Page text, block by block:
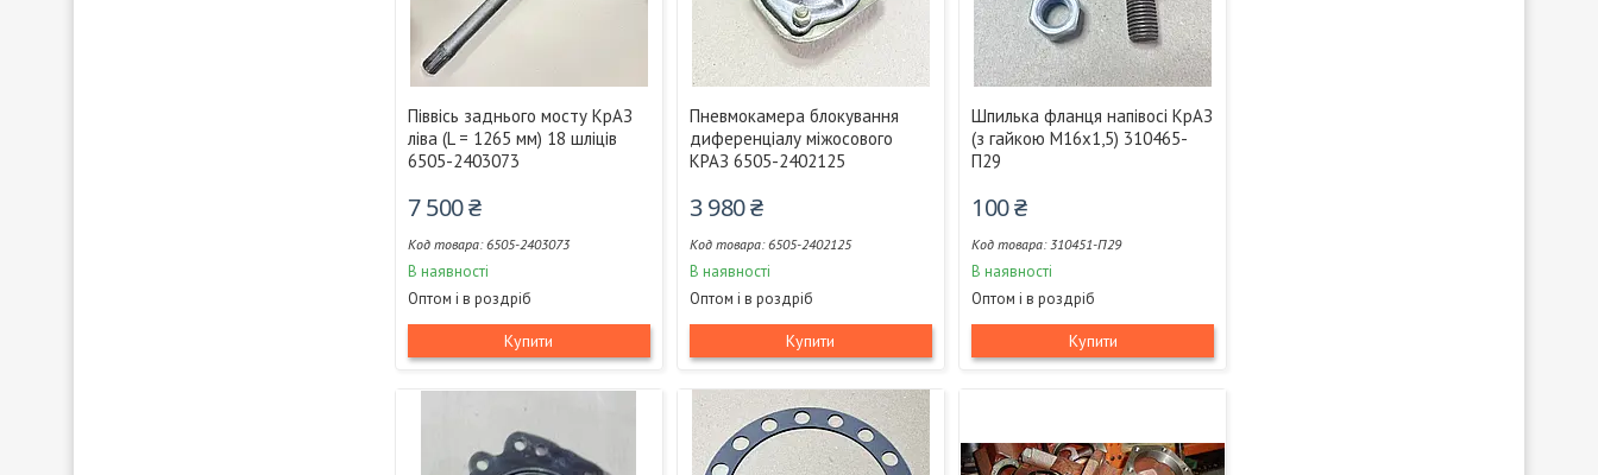
Піввісь заднього мосту КрАЗ
ліва (L = 1265 мм) 18 шліців
6505-2403073
7 500 ₴
6505-2403073
В наявності
Оптом і в роздріб
Купити
Пневмокамера блокування
диференціалу міжосового
КРАЗ 6505-2402125
3 980 ₴
6505-2402125
В наявності
Оптом і в роздріб
Купити
Шпилька фланця напівосі КрАЗ
(з гайкою М16х1,5) 310465-
П29
100 ₴
310451-П29
В наявності
Оптом і в роздріб
Купити